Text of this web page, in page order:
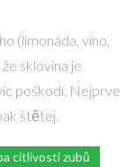
(limonáda, víno,
sklovina je
poškodí. Nejprve
štětej.
citlivosti zubů